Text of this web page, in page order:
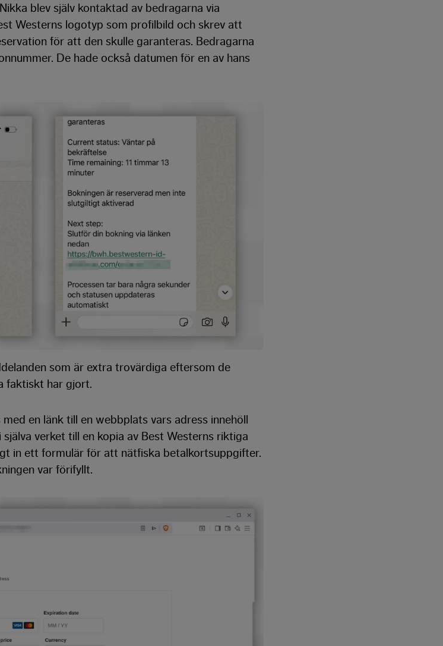
blev själv kontaktad av bedragarna via
Westerns logotyp som profilbild och skrev att
för att den skulle garanteras. Bedragarna
De hade också datumen för en av hans
som är extra trovärdiga eftersom de
faktiskt har gjort.
en länk till en webbplats vars adress innehöll
verket till en kopia av Best Westerns riktiga
in ett formulär för att nätfiska betalkortsuppgifter.
var förifyllt.